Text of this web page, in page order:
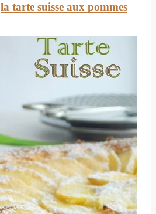
la tarte suisse aux pommes